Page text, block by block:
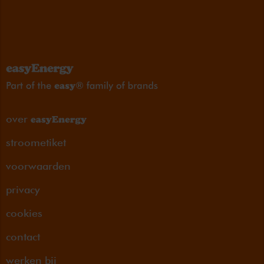
over
stroometiket
voorwaarden
privacy
cookies
contact
werken bij